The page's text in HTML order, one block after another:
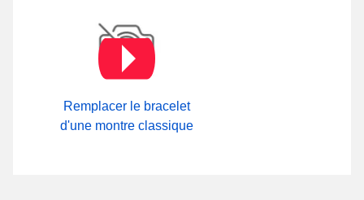
Remplacer le bracelet
d'une montre classique